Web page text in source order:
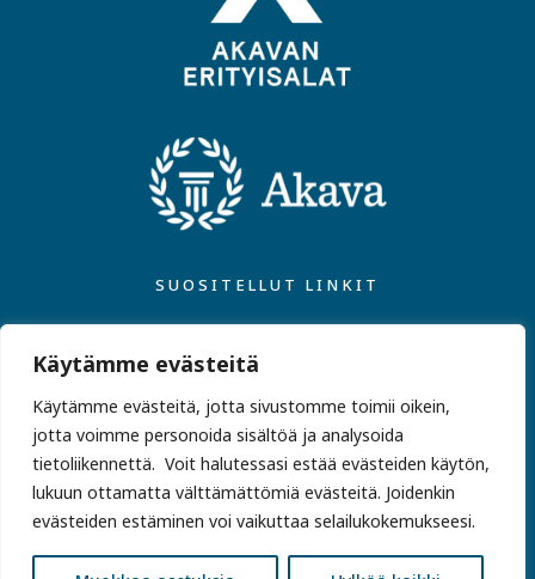
Käytämme evästeitä
Käytämme evästeitä, jotta sivustomme toimii oikein,
jotta voimme personoida sisältöä ja analysoida
tietoliikennettä. Voit halutessasi estää evästeiden käytön,
lukuun ottamatta välttämättömiä evästeitä. Joidenkin
evästeiden estäminen voi vaikuttaa selailukokemukseesi.
SUOSITELLUT LINKIT
Akavan Erityisalat
Työsuhdeneuvonta ja lakipalvelut
Erityiskoulutettujen työttömyyskassa
© Nuoriso- ja Liikunta-alan asiantuntijat 2024 | Tietosuoja